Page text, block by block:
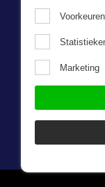
We hebben een
bieden we
scherpe prijs. Onze
eigen ontwerpster.
Voorkeuren
Marketing